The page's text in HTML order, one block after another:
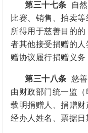
第三十七条 自
比赛、销售、拍卖
所得用于慈善目的
者其他接受捐赠的
赠协议履行捐赠义务
第三十八条 慈
由财政部门统一监
载明捐赠人、捐赠
经办人姓名、票据日